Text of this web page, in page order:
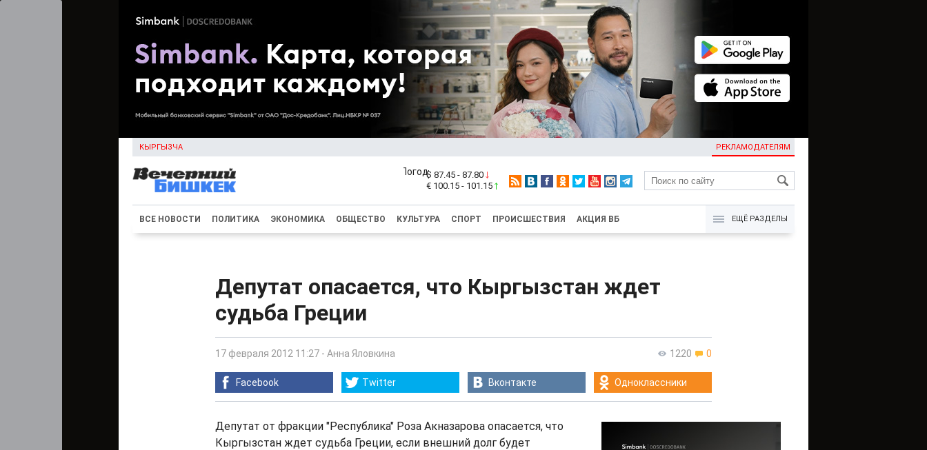
КЫРГЫЗЧА РЕКЛАМОДАТЕЛЯМ
KG
$ 87.45 - 87.80
€ 100.15 - 101.15
ВСЕ НОВОСТИ ПОЛИТИКА ЭКОНОМИКА ОБЩЕСТВО КУЛЬТУРА СПОРТ ПРОИСШЕСТВИЯ АКЦИЯ ВБ ЕЩЁ РАЗДЕЛЫ
Депутат опасается, что Кыргызстан ждет
судьба Греции
1220 0
17 февраля 2012 11:27 - Анна Яловкина
Facebook Twitter Вконтакте Одноклассники
Депутат от фракции "Республика" Роза Акназарова опасается, что
Кыргызстан ждет судьба Греции, если внешний долг будет